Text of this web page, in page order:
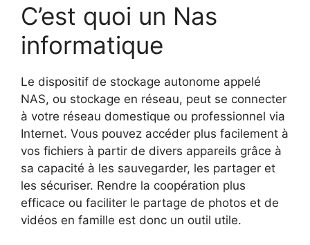
C’est quoi un Nas
informatique
Le dispositif de stockage autonome appelé
NAS, ou stockage en réseau, peut se connecter
à votre réseau domestique ou professionnel via
Internet. Vous pouvez accéder plus facilement à
vos fichiers à partir de divers appareils grâce à
sa capacité à les sauvegarder, les partager et
les sécuriser. Rendre la coopération plus
efficace ou faciliter le partage de photos et de
vidéos en famille est donc un outil utile.